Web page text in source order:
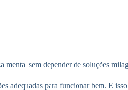
mental sem depender de soluções
adequadas para funcionar bem. E